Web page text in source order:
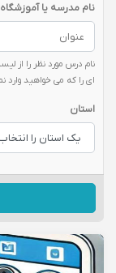
نام مدرسه یا
نام درس مورد نظر را از
ای را که می خواهید وارد
استان